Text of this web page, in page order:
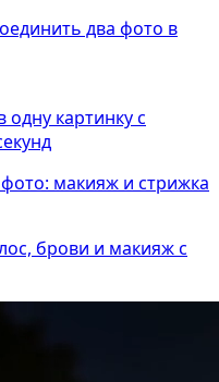
картинку с
брови и макияж с